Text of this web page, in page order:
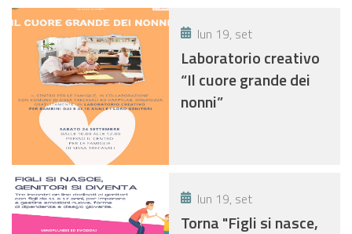
lun 19, set
Laboratorio creativo
“Il cuore grande dei
nonni”
lun 19, set
Torna "Figli si nasce,